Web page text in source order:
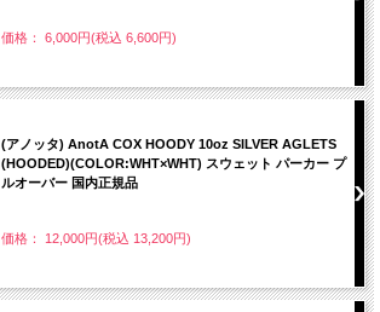
価格： 6,000円(税込 6,600円)
(アノッタ) AnotA COX HOODY 10oz SILVER AGLETS
(HOODED)(COLOR:WHT×WHT) スウェット パーカー プ
ルオーバー 国内正規品
価格： 12,000円(税込 13,200円)